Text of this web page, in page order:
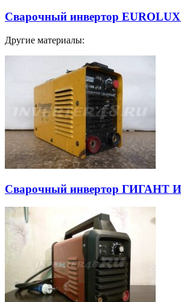
Сварочный инвертор
Другие материалы:
Сварочный инвертор ГИГАНТ